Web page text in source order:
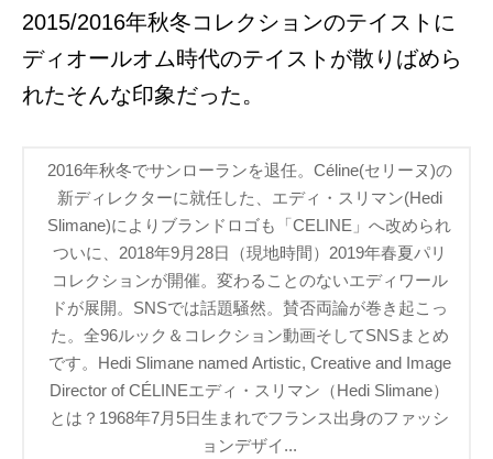
2015/2016年秋冬コレクションのテイストに
ディオールオム時代のテイストが散りばめら
れたそんな印象だった。
2016年秋冬でサンローランを退任。Céline(セリーヌ)の
新ディレクターに就任した、エディ・スリマン(Hedi
Slimane)によりブランドロゴも「CELINE」へ改められ
ついに、2018年9月28日（現地時間）2019年春夏パリ
コレクションが開催。変わることのないエディワール
ドが展開。SNSでは話題騒然。賛否両論が巻き起こっ
た。全96ルック＆コレクション動画そしてSNSまとめ
です。Hedi Slimane named Artistic, Creative and Image
Director of CÉLINEエディ・スリマン（Hedi Slimane）
とは？1968年7月5日生まれでフランス出身のファッシ
ョンデザイ...